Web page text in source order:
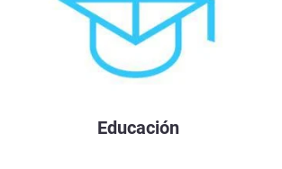
Educación